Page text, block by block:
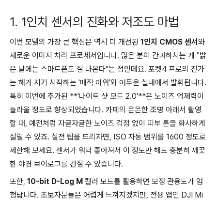
1. 1인치 센서의 진화와 저조도 마법
이번 모델의 가장 큰 핵심은 역시 더 개선된 1인치 CMOS 센서 와
새로운 이미지 처리 프로세서입니다. 많은 분이 간과하시는 게 "밝
은 날에는 스마트폰도 잘 나온다"는 점인데요. 포켓4 프로의 진가
는 해가 지기 시작하는 '매직 아워'와 어두운 실내에서 발휘됩니다.
특히 이번에 추가된 **'나이트 샷 모드 2.0'**은 노이즈 억제력이
놀라울 정도로 향상되었습니다. 카페의 은은한 조명 아래서 촬영
할 때, 예전처럼 자글자글한 노이즈 걱정 없이 피부 톤을 화사하게
살릴 수 있죠. 실전 팁을 드리자면, ISO 자동 범위를 1600 정도로
제한해 보세요. 센서가 워낙 좋아져서 이 정도만 해도 충분히 깨끗
한 야경 브이로그를 건질 수 있습니다.
또한, 10-bit D-Log M 컬러 모드를 활용하면 보정 관용도가 엄
청납니다. 초보자분들은 어렵게 느껴지겠지만, 전용 앱인 DJI Mi